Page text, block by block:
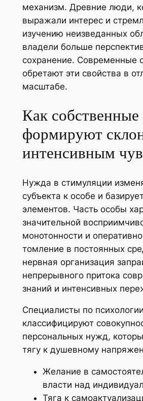
механизм. Древние люди,
выражали интерес и
изучению неизведанных
владели больше
сохранение. Современные
обретают эти свойства в
масштабе.
Как
формируют
интенсивным
Нужда в стимуляции
субъекта к особе и
элементов. Часть особы
значительной
монотонности и
томление в постоянных
нервная организация
непрерывного притока
знаний и интенсивных
Специалисты по психологии
классифицируют
персональных нужд,
тягу к душевному
Желание в
власти над
Тяга к